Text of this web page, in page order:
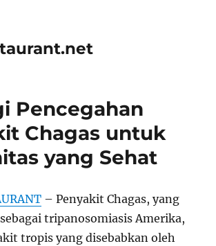
Pencegahan
Chagas untuk
yang Sehat
– Penyakit Chagas, yang
tripanosomiasis Amerika,
tropis yang disebabkan oleh